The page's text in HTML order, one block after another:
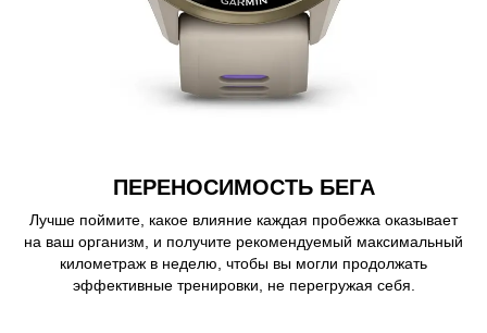
ПЕРЕНОСИМОСТЬ БЕГА
Лучше поймите, какое влияние каждая пробежка оказывает
на ваш организм, и получите рекомендуемый максимальный
километраж в неделю, чтобы вы могли продолжать
эффективные тренировки, не перегружая себя.